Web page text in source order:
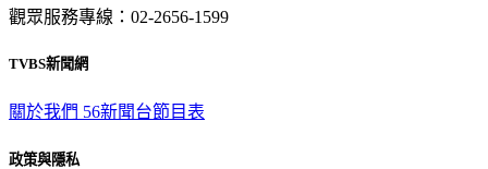
觀眾服務專線：02-2656-1599
TVBS新聞網
關於我們 56新聞台節目表
政策與隱私